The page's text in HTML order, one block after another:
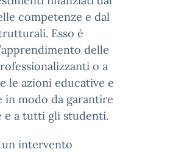
competenze e dal
Esso è
delle
o a
le azioni educative e
modo da garantire
e a tutti gli studenti.
un intervento